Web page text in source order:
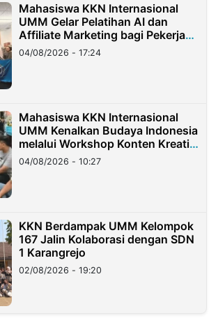
Mahasiswa KKN Internasional
UMM Gelar Pelatihan AI dan
Affiliate Marketing bagi Pekerja
Migran Indonesia di Taiwan
04/08/2026 - 17:24
Mahasiswa KKN Internasional
UMM Kenalkan Budaya Indonesia
melalui Workshop Konten Kreatif
di Taiwan
04/08/2026 - 10:27
KKN Berdampak UMM Kelompok
167 Jalin Kolaborasi dengan SDN
1 Karangrejo
02/08/2026 - 19:20